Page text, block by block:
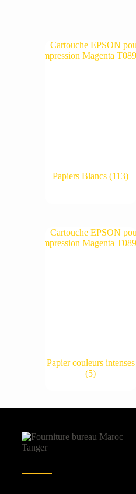
Papiers Blancs(113)
Papier couleurs intenses
(5)